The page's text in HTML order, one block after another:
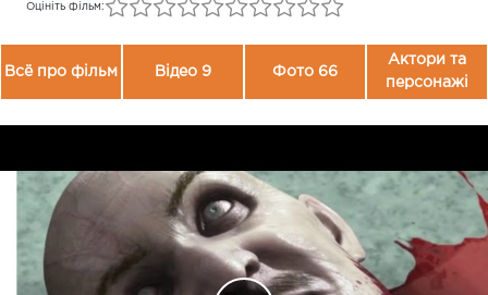
Оцініть фільм:
Всё про фільм Відео 9 Фото 66
Актори та
персонажі